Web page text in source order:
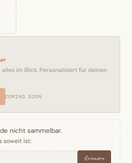
im Blick. Personalisiert für deinen
COMING SOON
nicht sammelbar.
soweit ist:
Erinnern